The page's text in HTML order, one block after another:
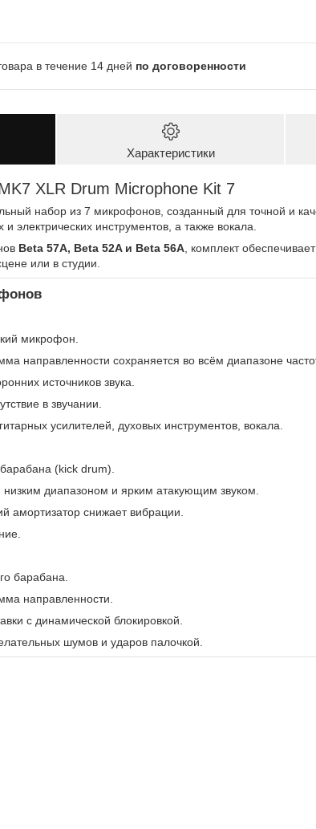
в течение 14 дней по договоренности
Характеристики
XLR Drum Microphone Kit 7
набор из 7 микрофонов, созданный для точной и
и электрических инструментов, а также вокала.
Beta 57A, Beta 52A и Beta 56A , комплект
или в студии.
микрофон.
направленности сохраняется во всём диапазоне
источников звука.
в звучании.
усилителей, духовых инструментов, вокала.
(kick drum).
диапазоном и ярким атакующим звуком.
амортизатор снижает вибрации.
барабана.
направленности.
с динамической блокировкой.
шумов и ударов палочкой.